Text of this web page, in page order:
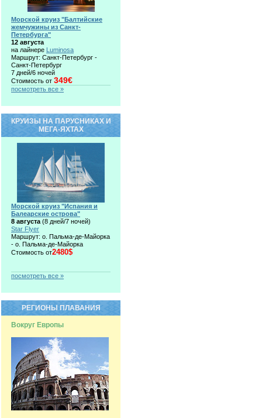
Морской круиз "Балтийские
жемчужины из Санкт-
Петербурга"
12 августа
на лайнере Luminosa
Маршрут: Санкт-Петербург -
Санкт-Петербург
7 дней/6 ночей
Стоимость от 349€
посмотреть все »
КРУИЗЫ НА ПАРУСНИКАХ И
МЕГА-ЯХТАХ
Морской круиз "Испания и
Балеарские острова"
8 августа (8 дней/7 ночей)
Star Flyer
Маршрут: о. Пальма-де-Майорка
- о. Пальма-де-Майорка
Стоимость от2480$
посмотреть все »
РЕГИОНЫ ПЛАВАНИЯ
Вокруг Европы